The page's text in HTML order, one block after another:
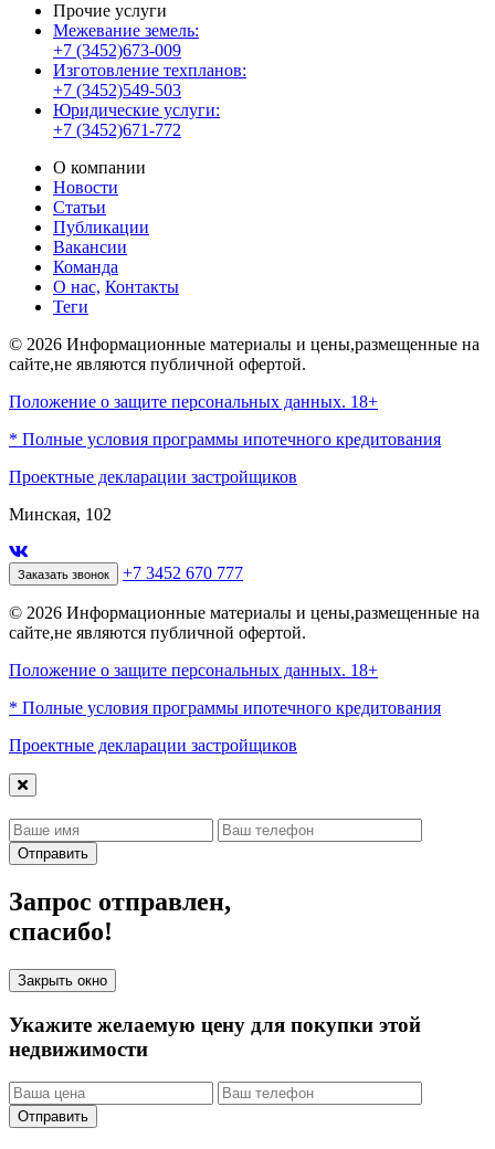
Прочие услуги
Межевание земель:
+7 (3452)673-009
Изготовление техпланов:
+7 (3452)549-503
Юридические услуги:
+7 (3452)671-772
О компании
Новости
Статьи
Публикации
Вакансии
Команда
О нас, Контакты
Теги
© 2026 Информационные материалы и цены,размещенные на
сайте,не являются публичной офертой.
Положение о защите персональных данных. 18+
* Полные условия программы ипотечного кредитования
Проектные декларации застройщиков
Минская, 102
Заказать звонок +7 3452 670 777
© 2026 Информационные материалы и цены,размещенные на
сайте,не являются публичной офертой.
Положение о защите персональных данных. 18+
* Полные условия программы ипотечного кредитования
Проектные декларации застройщиков
Отправить
Запрос отправлен,
спасибо!
Закрыть окно
Укажите желаемую цену для покупки этой
недвижимости
Отправить